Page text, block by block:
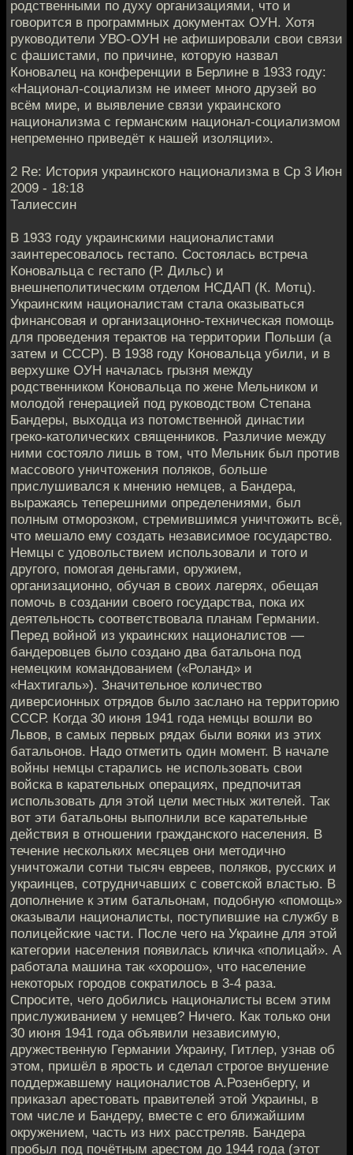
родственными по духу организациями, что и
говорится в программных документах ОУН. Хотя
руководители УВО-ОУН не афишировали свои связи
с фашистами, по причине, которую назвал
Коновалец на конференции в Берлине в 1933 году:
«Национал-социализм не имеет много друзей во
всём мире, и выявление связи украинского
национализма с германским национал-социализмом
непременно приведёт к нашей изоляции».
2 Re: История украинского национализма в Ср 3 Июн
2009 - 18:18
Талиессин
В 1933 году украинскими националистами
заинтересовалось гестапо. Состоялась встреча
Коновальца с гестапо (Р. Дильс) и
внешнеполитическим отделом НСДАП (К. Мотц).
Украинским националистам стала оказываться
финансовая и организационно-техническая помощь
для проведения терактов на территории Польши (а
затем и СССР). В 1938 году Коновальца убили, и в
верхушке ОУН началась грызня между
родственником Коновальца по жене Мельником и
молодой генерацией под руководством Степана
Бандеры, выходца из потомственной династии
греко-католических священников. Различие между
ними состояло лишь в том, что Мельник был против
массового уничтожения поляков, больше
прислушивался к мнению немцев, а Бандера,
выражаясь теперешними определениями, был
полным отморозком, стремившимся уничтожить всё,
что мешало ему создать независимое государство.
Немцы с удовольствием использовали и того и
другого, помогая деньгами, оружием,
организационно, обучая в своих лагерях, обещая
помочь в создании своего государства, пока их
деятельность соответствовала планам Германии.
Перед войной из украинских националистов —
бандеровцев было создано два батальона под
немецким командованием («Роланд» и
«Нахтигаль»). Значительное количество
диверсионных отрядов было заслано на территорию
СССР. Когда 30 июня 1941 года немцы вошли во
Львов, в самых первых рядах были вояки из этих
батальонов. Надо отметить один момент. В начале
войны немцы старались не использовать свои
войска в карательных операциях, предпочитая
использовать для этой цели местных жителей. Так
вот эти батальоны выполнили все карательные
действия в отношении гражданского населения. В
течение нескольких месяцев они методично
уничтожали сотни тысяч евреев, поляков, русских и
украинцев, сотрудничавших с советской властью. В
дополнение к этим батальонам, подобную «помощь»
оказывали националисты, поступившие на службу в
полицейские части. После чего на Украине для этой
категории населения появилась кличка «полицай». А
работала машина так «хорошо», что население
некоторых городов сократилось в 3-4 раза.
Спросите, чего добились националисты всем этим
прислуживанием у немцев? Ничего. Как только они
30 июня 1941 года объявили независимую,
дружественную Германии Украину, Гитлер, узнав об
этом, пришёл в ярость и сделал строгое внушение
поддержавшему националистов А.Розенбергу, и
приказал арестовать правителей этой Украины, в
том числе и Бандеру, вместе с его ближайшим
окружением, часть из них расстреляв. Бандера
пробыл под почётным арестом до 1944 года (этот